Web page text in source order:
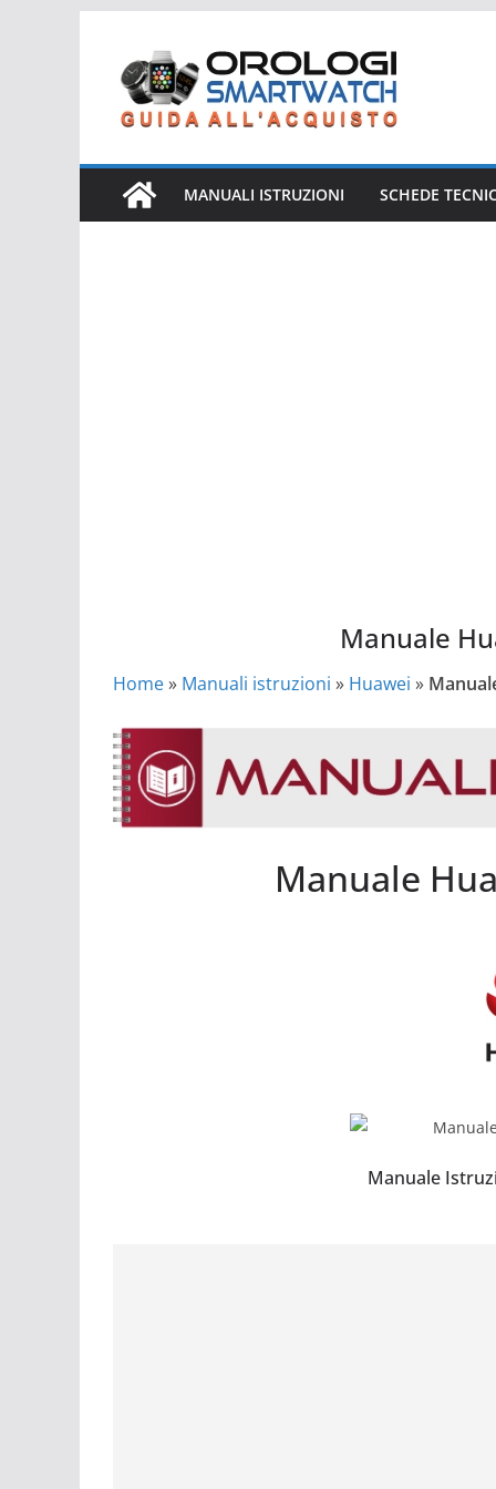
contenuto
MANUALI ISTRUZIONI SCHEDE
Manuale
Home» Manuali istruzioni » Huawei »
Manuale
Manuale